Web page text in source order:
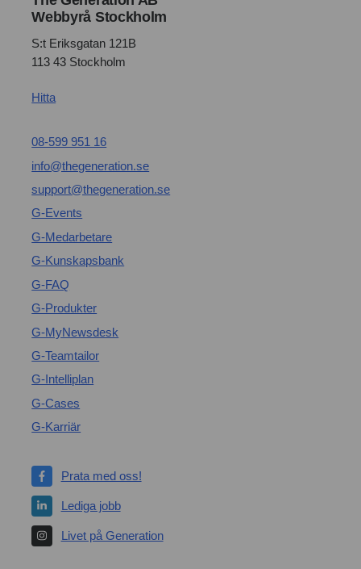
Webbyrå Stockholm
S:t Eriksgatan 121B
113 43 Stockholm
Hitta
08-599 951 16
info@thegeneration.se
support@thegeneration.se
G-Events
G-Medarbetare
G-Kunskapsbank
G-FAQ
G-Produkter
G-MyNewsdesk
G-Teamtailor
G-Intelliplan
G-Cases
G-Karriär